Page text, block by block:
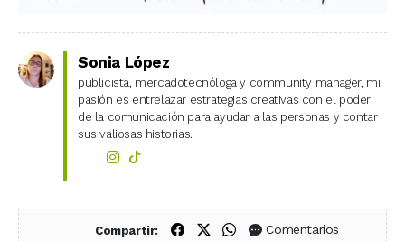
Sonia López
publicista, mercadotecnóloga y community manager, mi
pasión es entrelazar estrategias creativas con el poder
de la comunicación para ayudar a las personas y contar
sus valiosas historias.
Compartir: Compartir en Facebook
Compartir en X (Twitter)
Compartir en WhatsApp
Comentarios